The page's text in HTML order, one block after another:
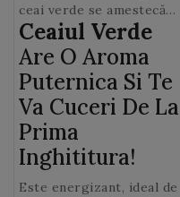
ceai verde se amestecă
cu 10 litri de apa. Se
pastrează la rece.
Ceaiul Verde
Are O Aroma
Puternica Si Te
Va Cuceri De La
Prima
Inghititura!
Este energizant, ideal de